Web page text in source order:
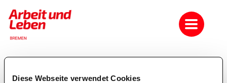
Diese Webseite verwendet Cookies